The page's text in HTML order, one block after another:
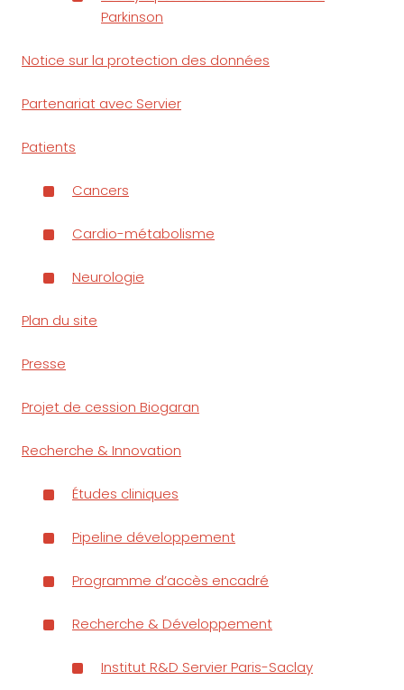
Parkinson
Notice sur la protection des données
Partenariat avec Servier
Patients
Cancers
Cardio-métabolisme
Neurologie
Plan du site
Presse
Projet de cession Biogaran
Recherche & Innovation
Études cliniques
Pipeline développement
Programme d’accès encadré
Recherche & Développement
Institut R&D Servier Paris-Saclay